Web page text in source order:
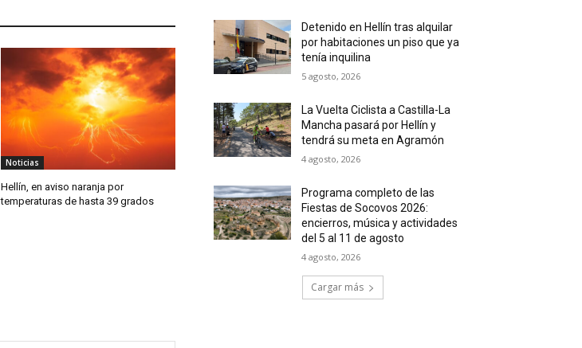
Noticias
Hellín, en aviso naranja por
temperaturas de hasta 39 grados
Detenido en Hellín tras alquilar
por habitaciones un piso que ya
tenía inquilina
5 agosto, 2026
La Vuelta Ciclista a Castilla-La
Mancha pasará por Hellín y
tendrá su meta en Agramón
4 agosto, 2026
Programa completo de las
Fiestas de Socovos 2026:
encierros, música y actividades
del 5 al 11 de agosto
4 agosto, 2026
Cargar más